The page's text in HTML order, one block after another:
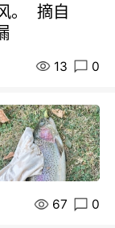
。 摘自
13 0
67 0